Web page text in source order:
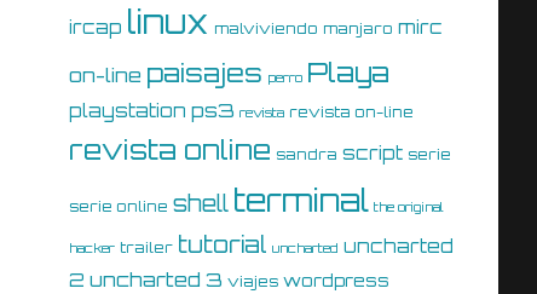
ircap linux malviviendo manjaro mirc
on-line paisajes perro Playa
playstation ps3 revista revista on-line
revista online sandra script serie
serie online shell terminal the original
hacker trailer tutorial uncharted uncharted
2 uncharted 3 viajes wordpress